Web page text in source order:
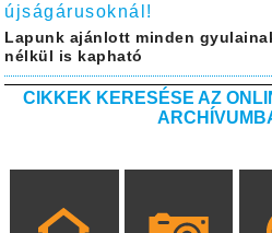
újságárusoknál!
Lapunk ajánlott minden
nélkül is kapható
CIKKEK KERESÉSE AZ